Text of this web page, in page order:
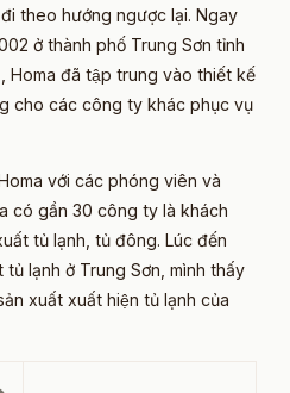
theo hướng ngược lại. Ngay
ở thành phố Trung Sơn tỉnh
Homa đã tập trung vào thiết kế
cho các công ty khác phục vụ
với các phóng viên và
có gần 30 công ty là khách
tủ lạnh, tủ đông. Lúc đến
tủ lạnh ở Trung Sơn, mình thấy
xuất xuất hiện tủ lạnh của